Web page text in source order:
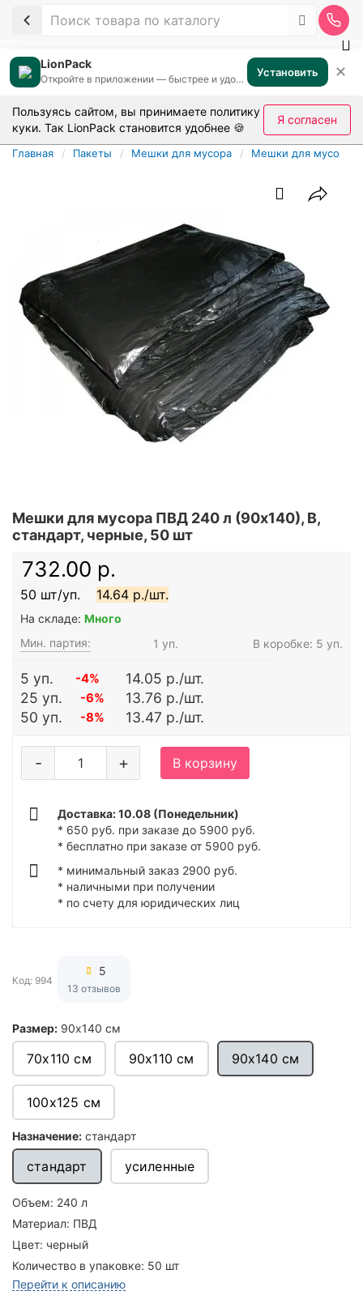
LionPack
Откройте в приложении — быстрее и удобнее Установить ✕
Пользуясь сайтом, вы принимаете политику
куки. Так LionPack становится удобнее 🍪
Я согласен
Главная Пакеты Мешки для мусора Мешки для мусора в
Мешки для мусора ПВД 240 л (90х140), B,
стандарт, черные, 50 шт
Размер: 90х140 см
70х110 см 90х110 см 90х140 см
100х125 см
Назначение: стандарт
стандарт усиленные
Объем: 240 л
Материал: ПВД
Цвет: черный
Количество в упаковке: 50 шт
Перейти к описанию
732.00 р.
50 шт/уп. 14.64 р./шт.
На складе: Много
Мин. партия:
1 уп. В коробке: 5 уп.
5 уп. -4%
14.05 р./шт.
25 уп.
-6%
13.76 р./шт.
50 уп.
-8% 13.47 р./шт.
+
- В корзину
Доставка: 10.08 (Понедельник)
* 650 руб. при заказе до 5900 руб.
* бесплатно при заказе от 5900 руб.
* минимальный заказ 2900 руб.
* наличными при получении
* по счету для юридических лиц
Код: 994
5
13 отзывов